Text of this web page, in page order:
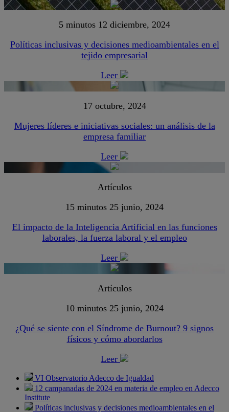
5 minutos 12 diciembre, 2024
Políticas inclusivas y decisiones medioambientales en el
tejido empresarial
Leer
17 octubre, 2024
Mujeres líderes e iniciativas sociales: un análisis de la
empresa familiar
Leer
Artículos
15 minutos 25 junio, 2024
El impacto de la Inteligencia Artificial en las funciones
laborales, la fuerza laboral y el empleo
Leer
Artículos
10 minutos 25 junio, 2024
¿Qué se siente con el Síndrome de Burnout? 9 signos
físicos y cómo abordarlos
Leer
VI Observatorio Adecco de Igualdad
12 campanadas de 2024 en materia de empleo en Adecco
Institute
Políticas inclusivas y decisiones medioambientales en el